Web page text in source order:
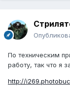
По техническим
работу, так что я
http://